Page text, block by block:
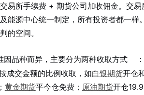
易所手续费 + 期货公司加收佣金。交
能源中心统一制定，所有投资者都一
的空间。
品种而异，主要分为两种收取方式
成交金额的比例收取，如白银期货开仓
黄金期货平今仓免费； 原油期货开仓